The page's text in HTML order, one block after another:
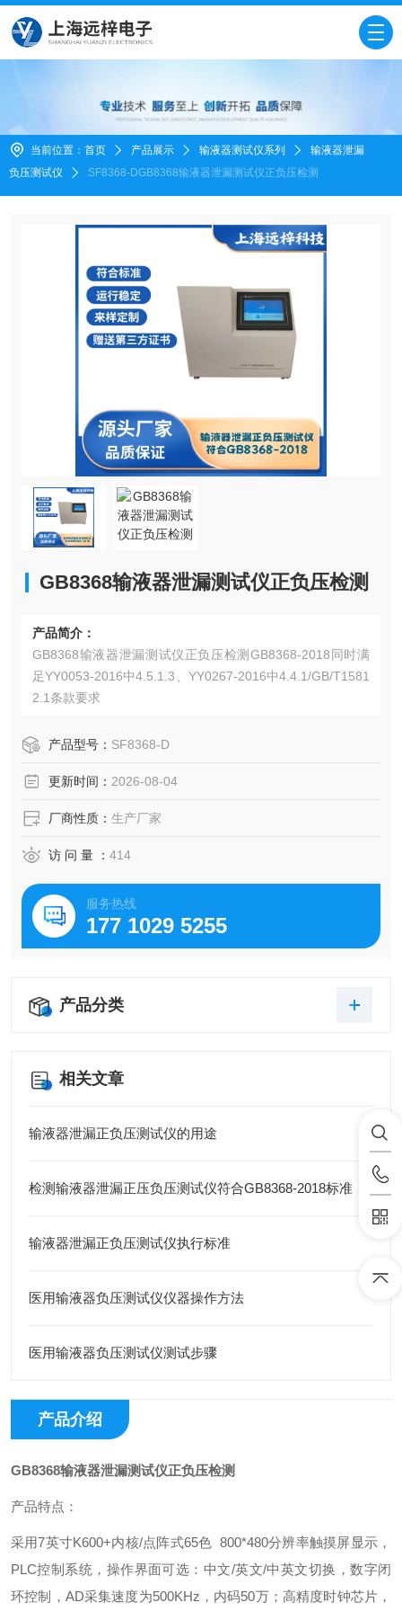
当前位置： 首页 产品展示 输液器测试仪系列
输液器泄漏
负压测试仪
SF8368-DGB8368输液器泄漏测试仪正负压检测
GB8368输液器泄漏测试仪正负压检测
产品简介：
GB8368输液器泄漏测试仪正负压检测GB8368-2018同时满
足YY0053-2016中4.5.1.3、YY0267-2016中4.4.1/GB/T1581
2.1条款要求
产品型号： SF8368-D
更新时间： 2026-08-04
厂商性质： 生产厂家
访 问 量 ： 414
服务热线
177 1029 5255
产品分类
相关文章
输液器泄漏正负压测试仪的用途
检测输液器泄漏正压负压测试仪符合GB8368-2018标准
输液器泄漏正负压测试仪执行标准
医用输液器负压测试仪仪器操作方法
医用输液器负压测试仪测试步骤
产品介绍
GB8368输液器泄漏测试仪正负压检测
产品特点：
采用7英寸K600+内核/点阵式65色 800*480分辨率触摸屏显示，
PLC控制系统，操作界面可选：中文/英文/中英文切换，数字闭
环控制，AD采集速度为500KHz，内码50万；高精度时钟芯片，